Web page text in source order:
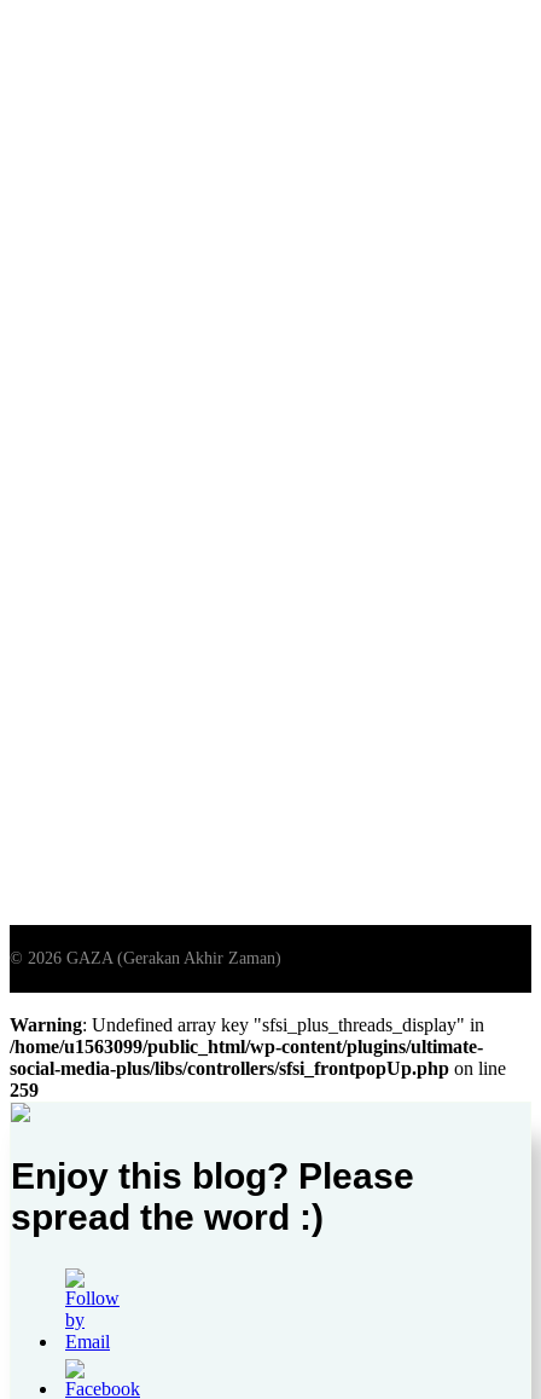
Warning: Undefined array key "sfsi_plus_threads_display" in
/home/u1563099/public_html/wp-content/plugins/ultimate-
social-media-plus/libs/controllers/sfsi_frontpopUp.php on line
259
Enjoy this blog? Please
spread the word :)